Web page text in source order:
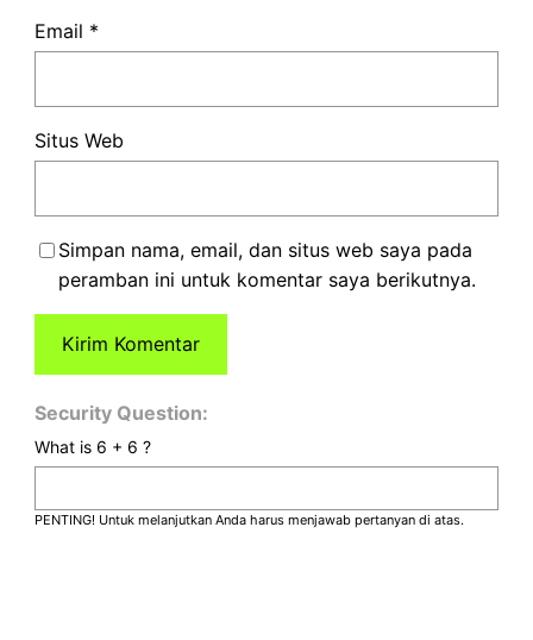
Email *
Situs Web
Simpan nama, email, dan situs web saya pada
peramban ini untuk komentar saya berikutnya.
Security Question:
What is 6 + 6 ?
PENTING! Untuk melanjutkan Anda harus menjawab pertanyan di atas.